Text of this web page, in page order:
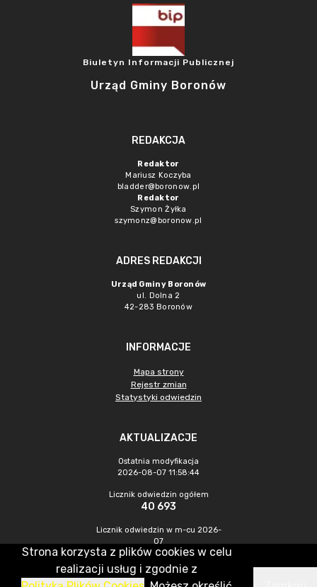
Biuletyn Informacji Publicznej
Urząd Gminy Boronów
REDAKCJA
Redaktor
Mariusz Koczyba
bladder@boronow.pl
Redaktor
Szymon Żyłka
szymonz@boronow.pl
ADRES REDAKCJI
Urząd Gminy Boronów
ul. Dolna 2
42-283 Boronów
INFORMACJE
Mapa strony
Rejestr zmian
Statystyki odwiedzin
AKTUALIZACJE
Ostatnia modyfikacja
2026-08-07 11:58:44
Licznik odwiedzin ogółem
40 693
Licznik odwiedzin w m-cu 2026-
07
330
CMS & Hosting: Nefeni Sp. z o.o.
Strona korzysta z plików cookies w celu
realizacji usług i zgodnie z